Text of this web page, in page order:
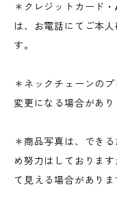
＊クレジットカード
は、お電話にてご本
す。
＊ネックチェーンの
変更になる場合があり
＊商品写真は、でき
め努力はしておりま
て見える場合がありま